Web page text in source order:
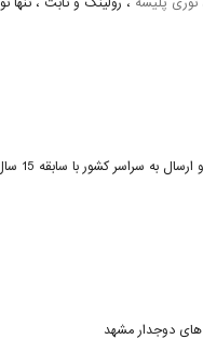
های دوجدار مشهد